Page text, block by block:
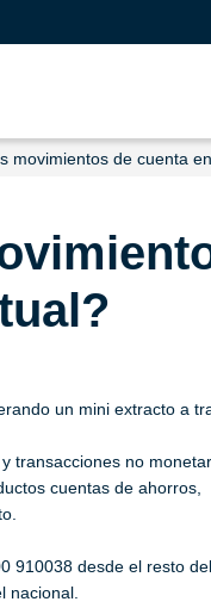
movimientos de cuenta
un mini extracto a
transacciones no
cuentas de ahorros,
910038 desde el resto
nacional.